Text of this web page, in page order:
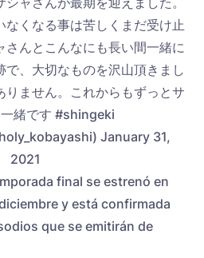
なくなる事は苦しくまだ受け止
さんとこんなにも長い間一緒に
で、大切なものを沢山頂きまし
りません。これからもずっとサ
緒です #shingeki
January 31,
2021
final se estrenó en
y está confirmada
que se emitirán de